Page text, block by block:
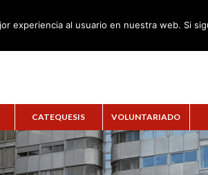
CATEQUESIS VOLUNTARIADO
experiencia al usuario en nuestra web. Si